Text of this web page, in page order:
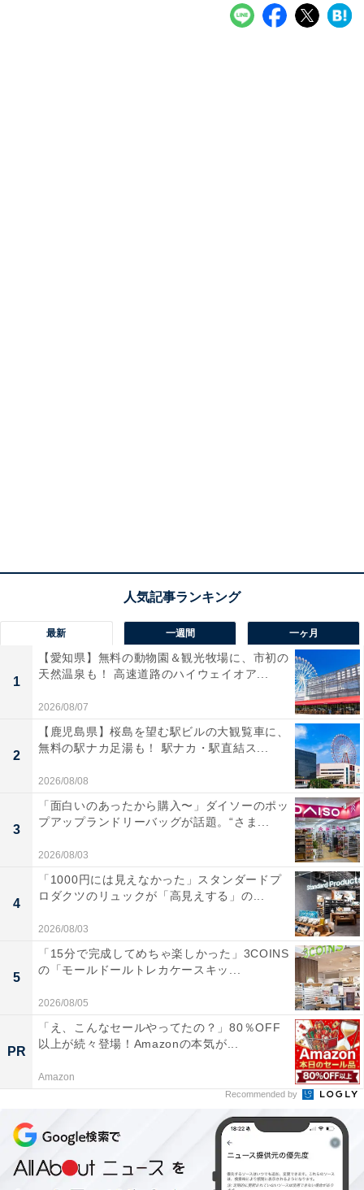
最新 一週間 一ヶ月
1
【愛知県】無料の動物園＆観光牧場に、市初の
天然温泉も！ 高速道路のハイウェイオア...
2026/08/07
2
【鹿児島県】桜島を望む駅ビルの大観覧車に、
無料の駅ナカ足湯も！ 駅ナカ・駅直結ス...
2026/08/08
3
「面白いのあったから購入〜」ダイソーのポッ
プアップランドリーバッグが話題。“さま...
2026/08/03
4
「1000円には見えなかった」スタンダードプ
ロダクツのリュックが「高見えする」の...
2026/08/03
5
「15分で完成してめちゃ楽しかった」3COINS
の「モールドールトレカケースキッ...
2026/08/05
PR
「え、こんなセールやってたの？」80％OFF
以上が続々登場！Amazonの本気が...
Amazon
Recommended by